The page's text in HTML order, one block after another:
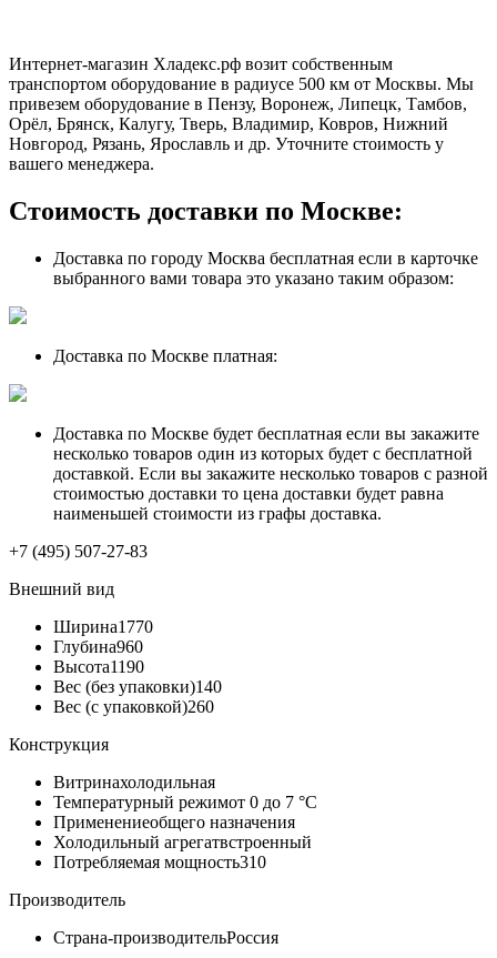
Интернет-магазин Хладекс.рф возит собственным
транспортом оборудование в радиусе 500 км от Москвы. Мы
привезем оборудование в Пензу, Воронеж, Липецк, Тамбов,
Орёл, Брянск, Калугу, Тверь, Владимир, Ковров, Нижний
Новгород, Рязань, Ярославль и др. Уточните стоимость у
вашего менеджера.
Стоимость доставки по Москве:
Доставка по городу Москва бесплатная если в карточке
выбранного вами товара это указано таким образом:
Доставка по Москве платная:
Доставка по Москве будет бесплатная если вы закажите
несколько товаров один из которых будет с бесплатной
доставкой. Если вы закажите несколько товаров с разной
стоимостью доставки то цена доставки будет равна
наименьшей стоимости из графы доставка.
+7 (495) 507-27-83
Внешний вид
Ширина1770
Глубина960
Высота1190
Вес (без упаковки)140
Вес (с упаковкой)260
Конструкция
Витринахолодильная
Температурный режимот 0 до 7 °C
Применениеобщего назначения
Холодильный агрегатвстроенный
Потребляемая мощность310
Производитель
Страна-производительРоссия